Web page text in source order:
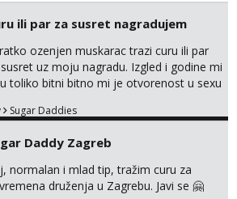
ili par za susret nagradujem
ozenjen muskarac trazi curu ili par
uz moju nagradu. Izgled i godine mi
toliko bitni bitno mi je otvorenost u sexu
na mail . Molim ako je moguce prvi mail
pozalit
Sugar Daddies
Daddy Zagreb
normalan i mlad tip, tražim curu za
druženja u Zagrebu. Javi se 🤗